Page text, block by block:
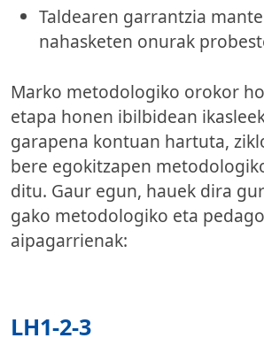
Taldearen garrantzia
nahasketen onurak
Marko metodologiko orokor
etapa honen ibilbidean
garapena kontuan hartuta,
bere egokitzapen
ditu. Gaur egun, hauek dira
gako metodologiko eta
aipagarrienak:
LH1-2-3